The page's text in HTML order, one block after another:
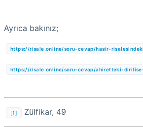
Ayrıca bakınız;
https://risale.online/soru-cevap/hasir-
https://risale.online/soru-cevap/ahiretteki-
[1] Zülfikar, 49